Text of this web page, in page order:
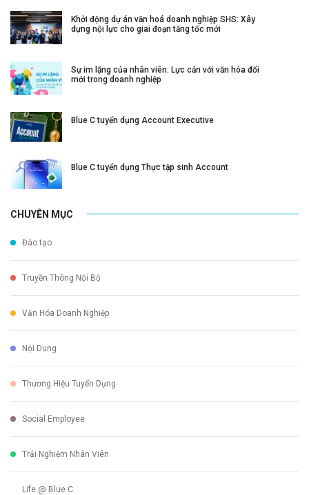
Khởi động dự án văn hoá doanh nghiệp SHS: Xây
dựng nội lực cho giai đoạn tăng tốc mới
Sự im lặng của nhân viên: Lực cản với văn hóa đổi
mới trong doanh nghiệp
Blue C tuyển dụng Account Executive
Blue C tuyển dụng Thực tập sinh Account
CHUYÊN MỤC
Đào tạo
Truyền Thông Nội Bộ
Văn Hóa Doanh Nghiệp
Nội Dung
Thương Hiệu Tuyển Dụng
Social Employee
Trải Nghiệm Nhân Viên
Life @ Blue C